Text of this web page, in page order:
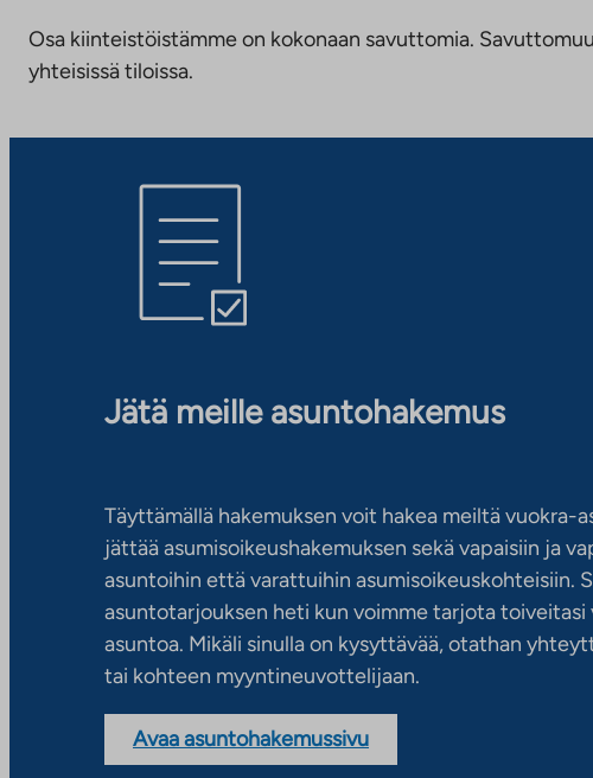
Osa kiinteistöistämme on kokonaan savuttomia.
yhteisissä tiloissa.
Jätä meille asuntohakemus
Täyttämällä hakemuksen voit hakea meiltä vuokra-
jättää asumisoikeushakemuksen sekä vapaisiin ja
asuntoihin että varattuihin asumisoikeuskohteisiin.
asuntotarjouksen heti kun voimme tarjota toiveitasi
asuntoa. Mikäli sinulla on kysyttävää, otathan
tai kohteen myyntineuvottelijaan.
Avaa asuntohakemussivu